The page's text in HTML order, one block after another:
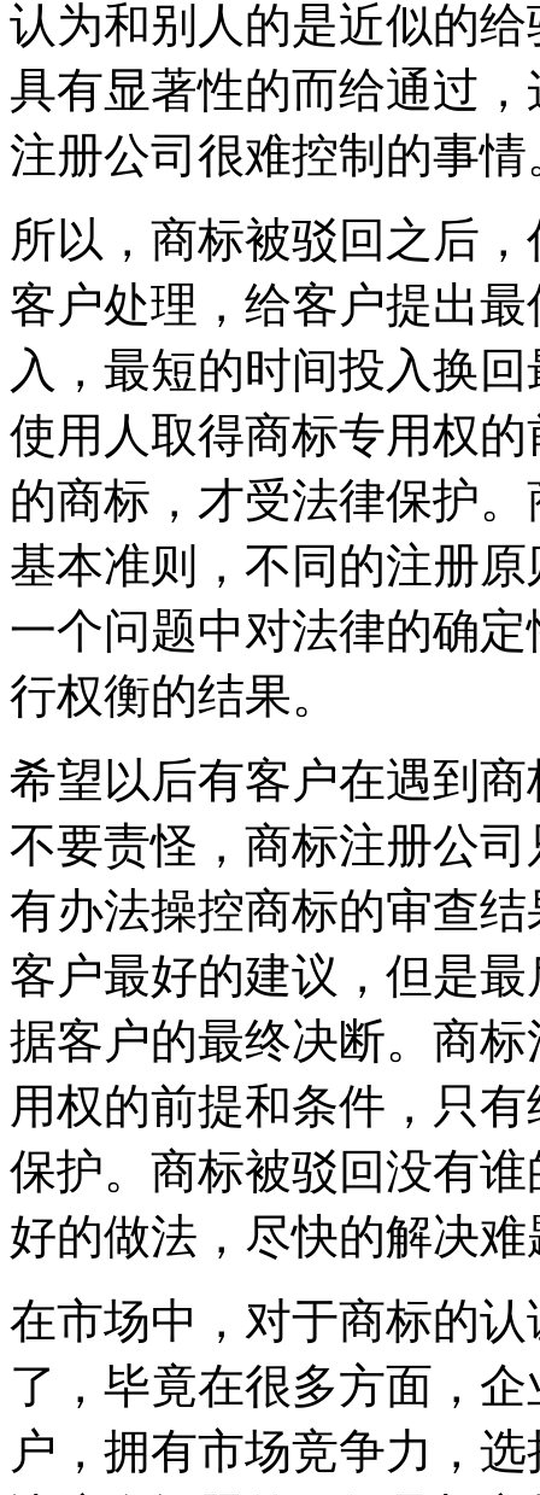
认为和别人的是近似的
具有显著性的而给通过
注册公司很难控制的事情
所以，商标被驳回之后
客户处理，给客户提出
入，最短的时间投入换
使用人取得商标专用权
的商标，才受法律保护
基本准则，不同的注册
一个问题中对法律的确
行权衡的结果。
希望以后有客户在遇到
不要责怪，商标注册公
有办法操控商标的审查
客户最好的建议，但是
据客户的最终决断。商
用权的前提和条件，只
保护。商标被驳回没有
好的做法，尽快的解决
在市场中，对于商标的
了，毕竟在很多方面，
户，拥有市场竞争力，